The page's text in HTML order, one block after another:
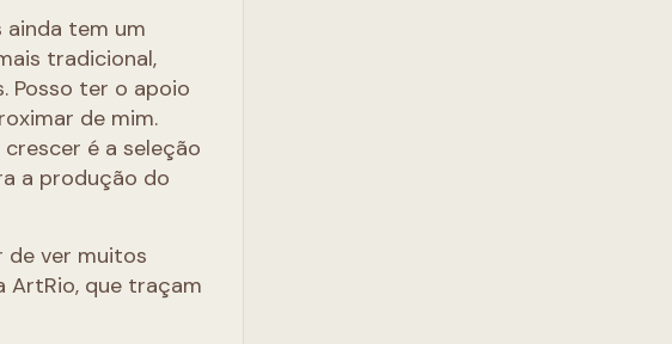
ainda tem um
tradicional,
Posso ter o apoio
de mim.
é a seleção
a produção do
de ver muitos
ArtRio, que traçam